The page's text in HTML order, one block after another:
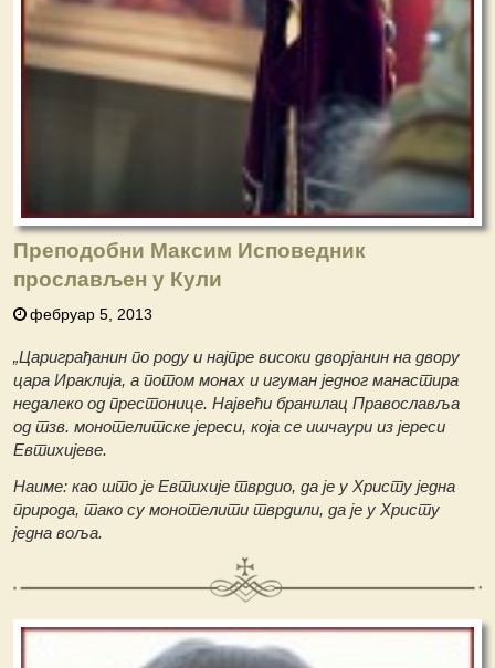
Преподобни Максим Исповедник
прослављен у Кули
фебруар 5, 2013
„Цариграђанин по роду и најпре високи дворјанин на двору
цара Ираклија, а потом монах и игуман једног манастира
недалеко од престонице. Највећи бранилац Православља
од тзв. монотелитске јереси, која се ишчаури из јереси
Евтихијеве.
Наиме: као што је Евтихије тврдио, да је у Христу једна
природа, тако су монотелити тврдили, да је у Христу
једна воља.